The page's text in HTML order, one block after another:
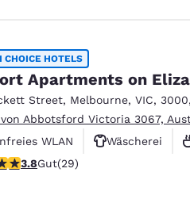
CHOICE HOTELS
Apartments on
Street, Melbourne, VIC, 3000,
von Abbotsford Victoria 3067,
WLAN
Wäscherei
Bewertung. Gut. 29
3.8Gut(29)